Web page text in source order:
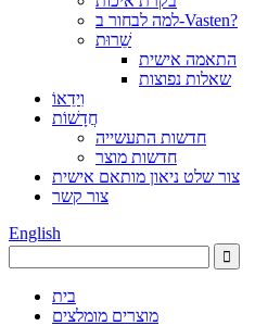
למה לבחור ב-Vasten?
שֵׁרוּת
התאמה אישית
שאלות נפוצות
וִידֵאוֹ
חֲדָשׁוֹת
חדשות התעשייה
חדשות מוצר
צור שלט ניאון מותאם אישית
צור קשר
English
בית
מוצרים מומלצים